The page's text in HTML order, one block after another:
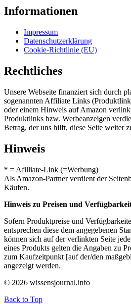
Informationen
Impressum
Datenschutzerklärung
Cookie-Richtlinie (EU)
Rechtliches
Unsere Webseite finanziert sich durch
sogenannten Affiliate Links
oder einem Hinweis auf Amazon
Produktlinks bzw. Werbeanzeigen
Betrag, der uns hilft, diese Seite weiter
Hinweis
* = Afilliate-Link (=Werbung)
Als Amazon-Partner verdient der
Käufen.
Hinweis zu Preisen und
Sofern Produktpreise und
entsprechen diese dem angegebenen
können sich auf der verlinkten Seite
eines Produkts gelten die Angaben zu
zum Kaufzeitpunkt [auf der/den
angezeigt werden.
© 2026 wissensjournal.info
Back to Top